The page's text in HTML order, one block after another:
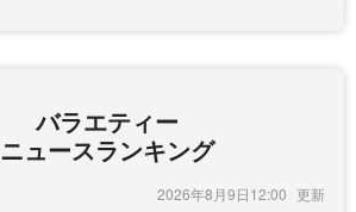
バラエティー
ニュースランキング
2026年8月9日12:00